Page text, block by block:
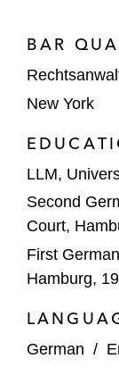
BAR
New York
LLM,
Second
Court,
First
Hamburg,
German /